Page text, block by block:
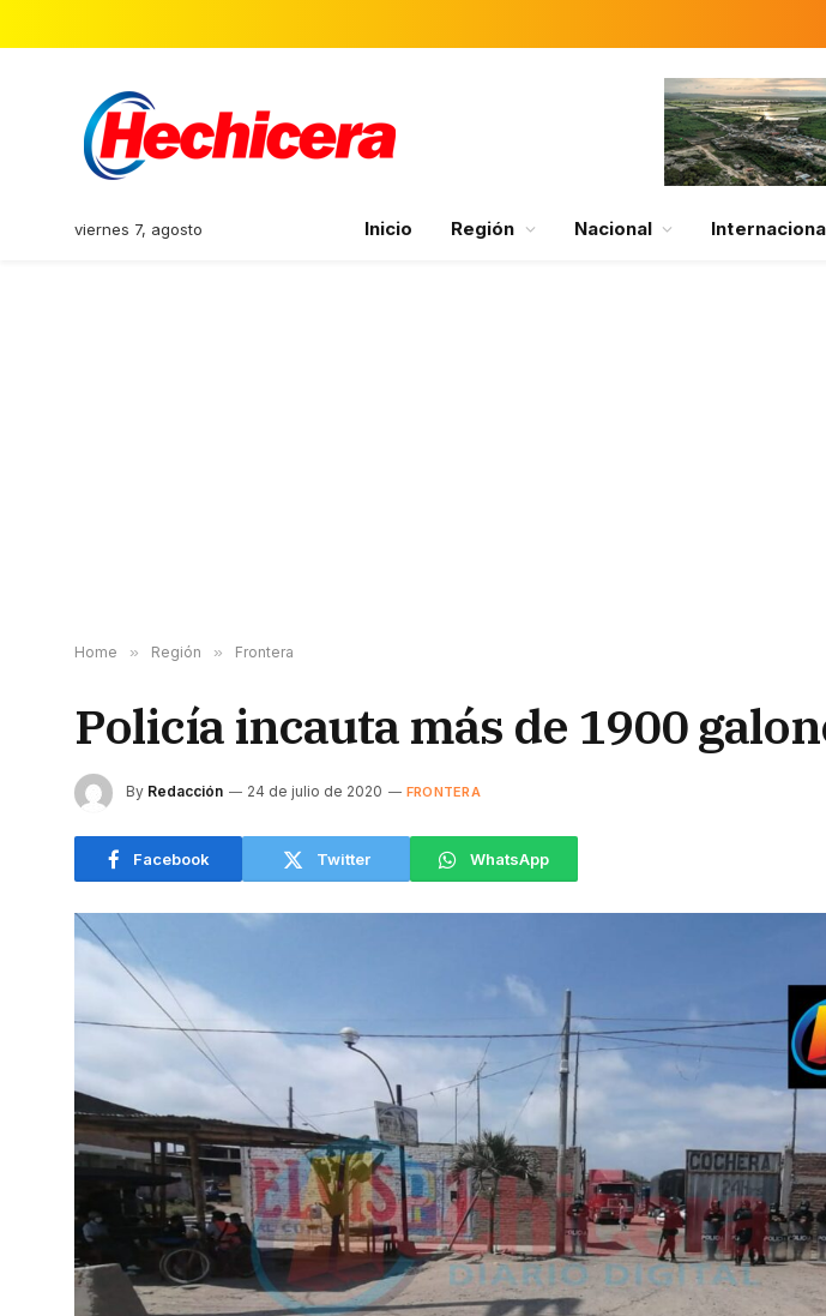
viernes 7, agosto Inicio Región Nacional
Home » Región » Frontera
Policía incauta más de 1900
By Redacción 24 de julio de 2020 FRONTERA
Facebook Twitter WhatsApp